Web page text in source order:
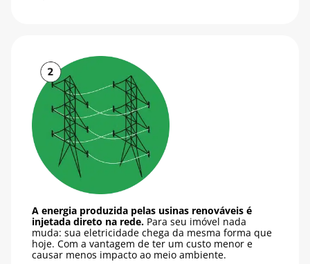
A energia produzida pelas usinas renováveis é
injetada direto na rede. Para seu imóvel nada
muda: sua eletricidade chega da mesma forma que
hoje. Com a vantagem de ter um custo menor e
causar menos impacto ao meio ambiente.